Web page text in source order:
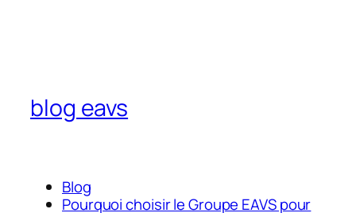
blog eavs
Blog
Pourquoi choisir le Groupe EAVS pour